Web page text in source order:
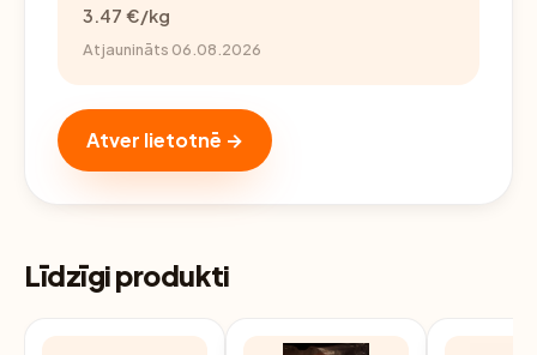
3.47 €/kg
Atjaunināts 06.08.2026
Atver lietotnē →
Līdzīgi produkti